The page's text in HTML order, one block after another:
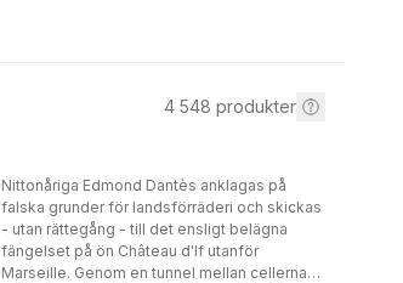
4 548 produkter
Nittonåriga Edmond Dantès anklagas på
falska grunder för landsförräderi och skickas
- utan rättegång - till det ensligt belägna
fängelset på ön Château d'If utanför
Marseille. Genom en tunnel mellan cellerna